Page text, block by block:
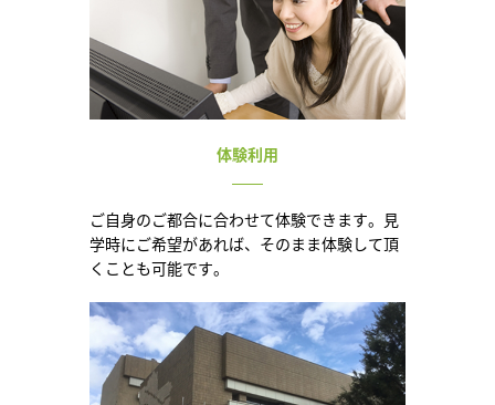
体験利用
ご自身のご都合に合わせて体験できます。見
学時にご希望があれば、そのまま体験して頂
くことも可能です。